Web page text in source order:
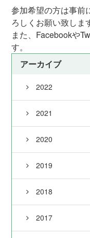
参加希望の方は事前
ろしくお願い致しま
また、Facebookや
す。
アーカイブ
2022
2021
2020
2019
2018
2017